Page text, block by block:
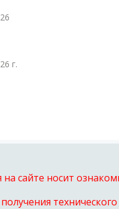
г.
сайте носит